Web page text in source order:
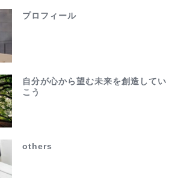
プロフィール
自分が心から望む未来を創造してい
こう
others
夫の不倫で心が壊れそう…
でも、このままじゃ終わ